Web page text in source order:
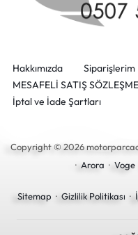
Hakkımızda Siparişlerim
MESAFELİ SATIŞ
İptal ve İade Şartları
Copyright © 2026
· Arora · Voge
Sitemap · Gizlilik Politikası ·